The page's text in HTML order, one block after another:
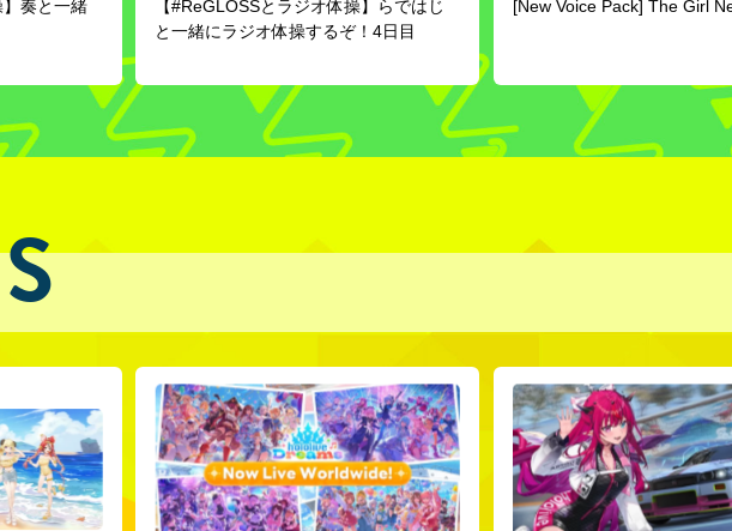
】奏と一緒
【#ReGLOSSとラジオ体操】らではじ
と一緒にラジオ体操するぞ！4日目
[New Voice Pack] The Girl